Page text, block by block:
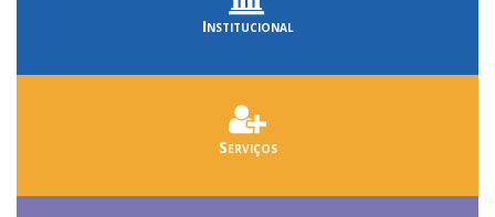
Institucional
Serviços